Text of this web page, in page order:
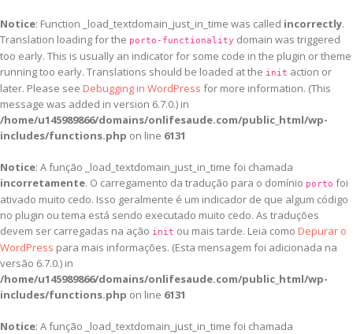
Notice: Function _load_textdomain_just_in_time was called incorrectly.
Translation loading for the porto-functionality domain was triggered
too early. This is usually an indicator for some code in the plugin or theme
running too early. Translations should be loaded at the init action or
later. Please see Debugging in WordPress for more information. (This
message was added in version 6.7.0.) in
/home/u145989866/domains/onlifesaude.com/public_html/wp-
includes/functions.php on line 6131
Notice: A função _load_textdomain_just_in_time foi chamada
incorretamente. O carregamento da tradução para o domínio porto foi
ativado muito cedo. Isso geralmente é um indicador de que algum código
no plugin ou tema está sendo executado muito cedo. As traduções
devem ser carregadas na ação init ou mais tarde. Leia como Depurar o
WordPress para mais informações. (Esta mensagem foi adicionada na
versão 6.7.0.) in
/home/u145989866/domains/onlifesaude.com/public_html/wp-
includes/functions.php on line 6131
Notice: A função _load_textdomain_just_in_time foi chamada